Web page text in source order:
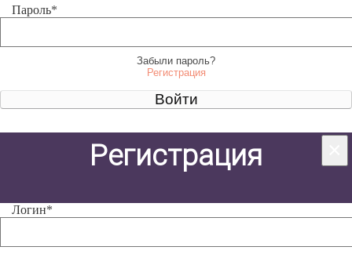
Пароль*
Забыли пароль?
Регистрация
Войти
Регистрация
Логин*